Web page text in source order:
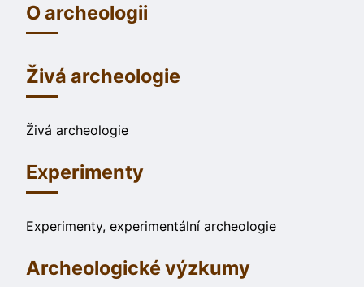
O archeologii
Živá archeologie
Živá archeologie
Experimenty
Experimenty, experimentální archeologie
Archeologické výzkumy